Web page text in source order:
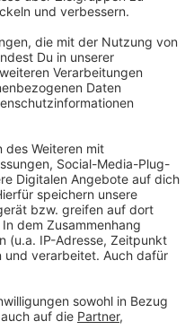
Thema:
und
Forum